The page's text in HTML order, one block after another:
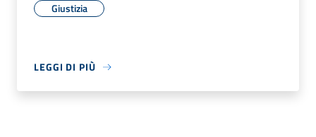
Giustizia
LEGGI DI PIÙ